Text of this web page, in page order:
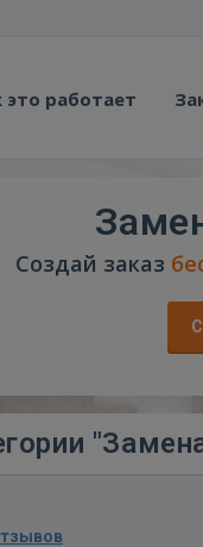
это работает
Создай заказ